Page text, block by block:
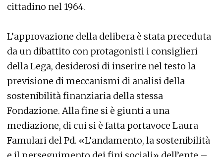
cittadino nel 1964.
L’approvazione della delibera è stata preceduta
da un dibattito con protagonisti i consiglieri
della Lega, desiderosi di inserire nel testo la
previsione di meccanismi di analisi della
sostenibilità finanziaria della stessa
Fondazione. Alla fine si è giunti a una
mediazione, di cui si è fatta portavoce Laura
Famulari del Pd. «L’andamento, la sostenibilità